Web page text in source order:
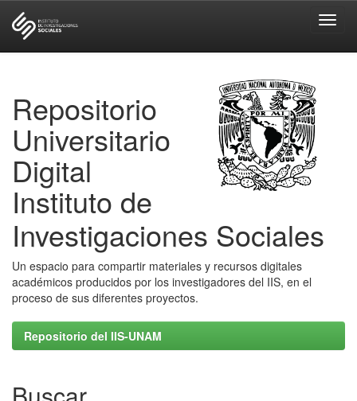
Repositorio
Universitario
Digital
Instituto de
Investigaciones Sociales
Un espacio para compartir materiales y recursos digitales
académicos producidos por los investigadores del IIS, en el
proceso de sus diferentes proyectos.
Repositorio del IIS-UNAM